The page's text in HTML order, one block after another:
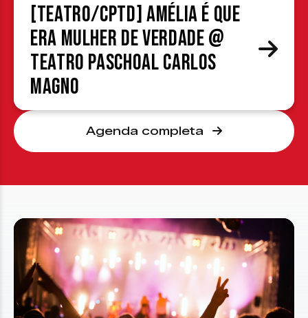
[TEATRO/CPTD] Amélia é que
era mulher de verdade @
Teatro Paschoal Carlos
Magno
Agenda completa